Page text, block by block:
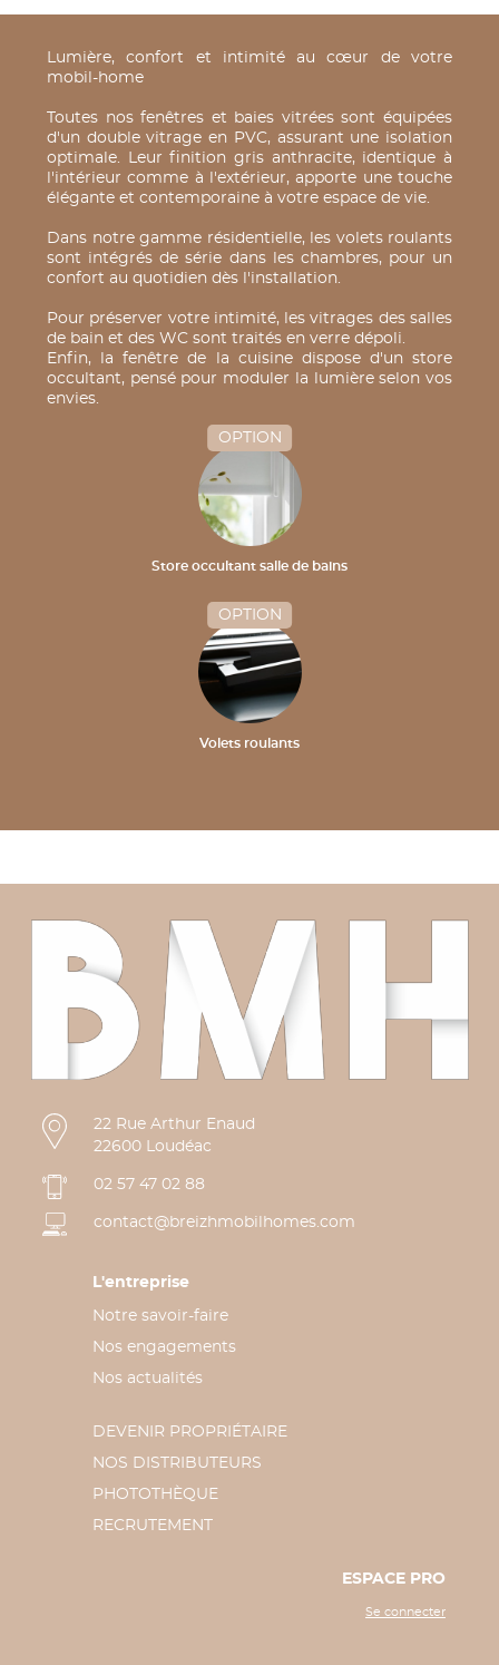
Lumière, confort et intimité au cœur de votre
mobil-home
Toutes nos fenêtres et baies vitrées sont équipées
d'un double vitrage en PVC, assurant une isolation
optimale. Leur finition gris anthracite, identique à
l'intérieur comme à l'extérieur, apporte une touche
élégante et contemporaine à votre espace de vie.
Dans notre gamme résidentielle, les volets roulants
sont intégrés de série dans les chambres, pour un
confort au quotidien dès l'installation.
Pour préserver votre intimité, les vitrages des salles
de bain et des WC sont traités en verre dépoli.
Enfin, la fenêtre de la cuisine dispose d'un store
occultant, pensé pour moduler la lumière selon vos
envies.
OPTION
Store occultant salle de bains
OPTION
Volets roulants
22 Rue Arthur Enaud
22600 Loudéac
02 57 47 02 88
contact@breizhmobilhomes.com
L'entreprise
Notre savoir-faire
Nos engagements
Nos actualités
DEVENIR PROPRIÉTAIRE
NOS DISTRIBUTEURS
PHOTOTHÈQUE
RECRUTEMENT
ESPACE PRO
Se connecter